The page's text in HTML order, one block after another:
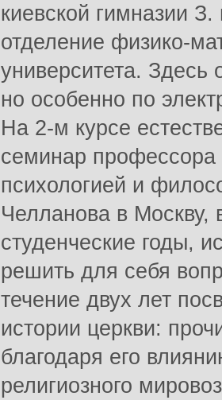
киевской гимназии
отделение физико-
университета.
но особенно по
На 2-м курсе
семинар профессора
психологией и
Челланова в
студенческие годы,
решить для себя
течение двух лет
истории церкви:
благодаря его
религиозного